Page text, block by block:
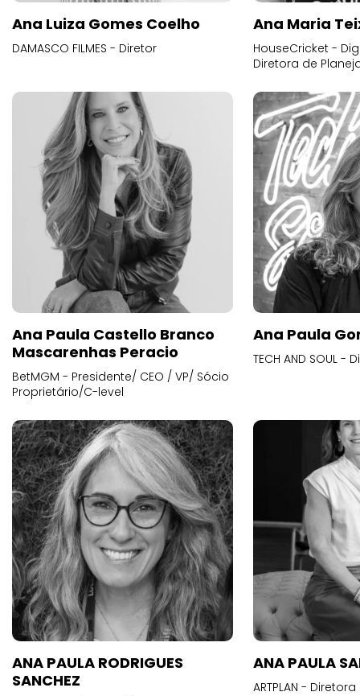
Ana Luiza Gomes Coelho
DAMASCO FILMES - Diretor
Ana Maria
HouseCricket -
Diretora de
Ana Paula Castello Branco
Mascarenhas Peracio
BetMGM - Presidente/ CEO / VP/ Sócio
Proprietário/C-level
Ana Paula
TECH AND SOUL
ANA PAULA RODRIGUES
SANCHEZ
ANA PAULA
ARTPLAN -